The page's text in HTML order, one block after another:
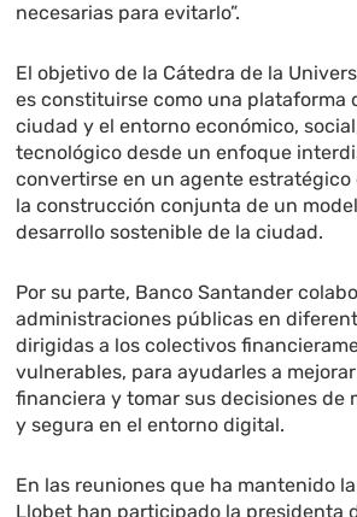
necesarias para evitarlo”.
El objetivo de la Cátedra de la
es constituirse como una plataforma
ciudad y el entorno económico,
tecnológico desde un enfoque
convertirse en un agente estratégico
la construcción conjunta de un
desarrollo sostenible de la ciudad.
Por su parte, Banco Santander
administraciones públicas en
dirigidas a los colectivos
vulnerables, para ayudarles a
financiera y tomar sus decisiones de
y segura en el entorno digital.
En las reuniones que ha mantenido
Llobet han participado la presidenta